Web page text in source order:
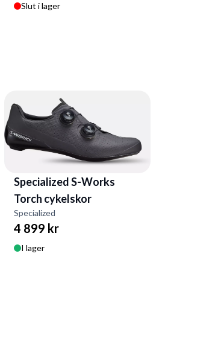
Slut i lager
Specialized S-Works
Torch cykelskor
Specialized
4 899 kr
I lager